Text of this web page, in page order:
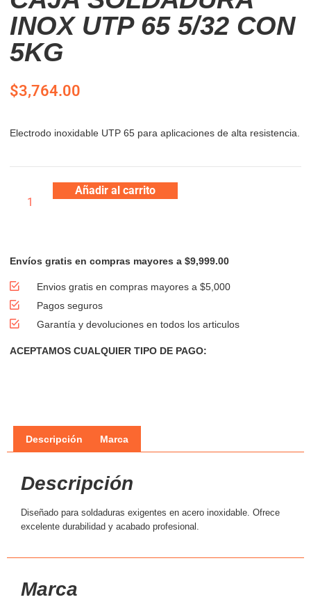
INOX UTP 65 5/32 CON
5KG
$3,764.00
Electrodo inoxidable UTP 65 para aplicaciones de alta resistencia.
Añadir al carrito
Envíos gratis en compras mayores a $9,999.00
Envios gratis en compras mayores a $5,000
Pagos seguros
Garantía y devoluciones en todos los articulos
ACEPTAMOS CUALQUIER TIPO DE PAGO:
Descripción Marca
Descripción
Diseñado para soldaduras exigentes en acero inoxidable. Ofrece
excelente durabilidad y acabado profesional.
Marca